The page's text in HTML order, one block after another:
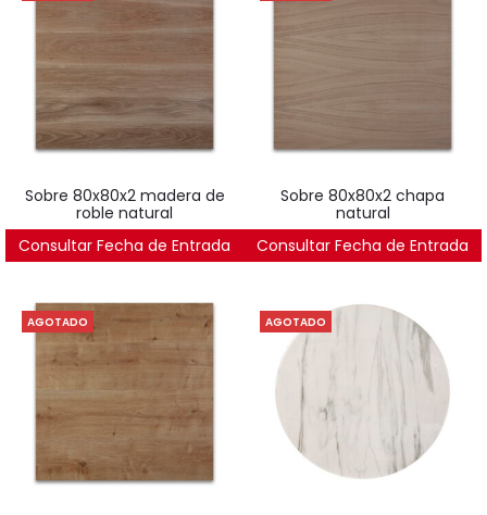
sobre 80x80x2 madera de
roble natural
477€
Consultar Fecha de Entrada
sobre 80x80x2 chapa
natural
281€
Consultar Fecha de Entrada
AGOTADO AGOTADO